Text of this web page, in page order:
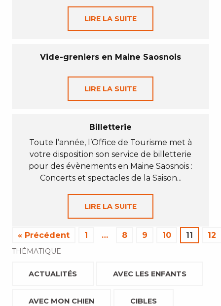
LIRE LA SUITE
Vide-greniers en Maine Saosnois
LIRE LA SUITE
Billetterie
Toute l’année, l’Office de Tourisme met à
votre disposition son service de billetterie
pour des évènements en Maine Saosnois :
Concerts et spectacles de la Saison...
LIRE LA SUITE
« Précédent 1 … 8 9 10 11 12
THÉMATIQUE
ACTUALITÉS AVEC LES ENFANTS
AVEC MON CHIEN CIBLES